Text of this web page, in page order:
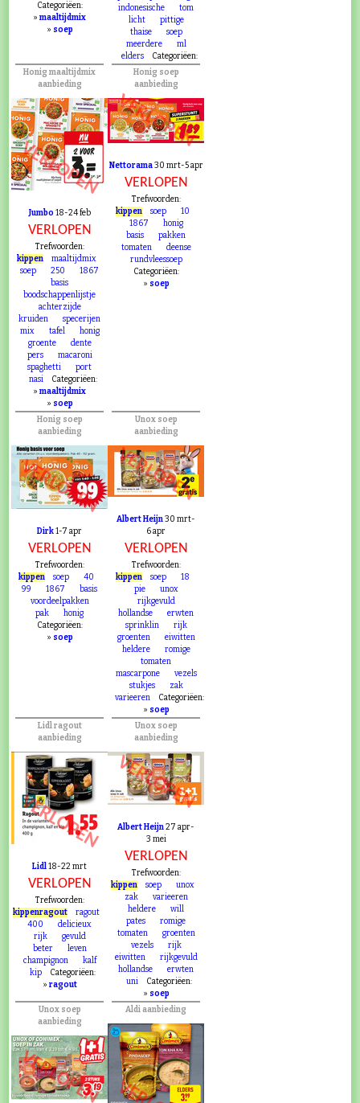
Categoriëen:
»maaltijdmix
» soep
indonesische
tom
licht
pittige
thaise
soep
meerdere
ml
elders
Categoriëen:
Honig maaltijdmix
aanbieding
VERLOPEN
Jumbo 18-24 feb
VERLOPEN
Trefwoorden:
kippen
maaltijdmix
soep
250
1867
basis
boodschappenlijstje
achterzijde
kruiden
specerijen
mix
tafel
honig
groente
dente
pers
macaroni
spaghetti
port
nasi
Categoriëen:
»maaltijdmix
» soep
Honig soep
aanbieding
VERLOPEN
Nettorama30 mrt-5 apr
VERLOPEN
Trefwoorden:
kippen
soep
10
1867
honig
basis
pakken
tomaten
deense
rundvleessoep
Categoriëen:
» soep
Honig soep
aanbieding
VERLOPEN
Dirk1-7 apr
VERLOPEN
Trefwoorden:
kippen
soep
40
99
1867
basis
voordeelpakken
pak
honig
Categoriëen:
» soep
Unox soep
aanbieding
VERLOPEN
Albert Heijn30 mrt-
6 apr
VERLOPEN
Trefwoorden:
kippen
soep
18
pie
unox
rijkgevuld
hollandse
erwten
sprinklin
rijk
groenten
eiwitten
heldere
romige
tomaten
mascarpone
vezels
stukjes
zak
varieeren
Categoriëen:
» soep
Lidl ragout
aanbieding
VERLOPEN
Lidl18-22 mrt
VERLOPEN
Trefwoorden:
kippenragout
ragout
400
delicieux
rijk
gevuld
beter
leven
champignon
kalf
kip
Categoriëen:
» ragout
Unox soep
aanbieding
VERLOPEN
Albert Heijn27 apr-
3 mei
VERLOPEN
Trefwoorden:
kippen
soep
unox
zak
varieeren
heldere
will
pates
romige
tomaten
groenten
vezels
rijk
eiwitten
rijkgevuld
hollandse
erwten
uni
Categoriëen:
» soep
Unox soep
aanbieding
VERLOPEN
Aldi aanbieding